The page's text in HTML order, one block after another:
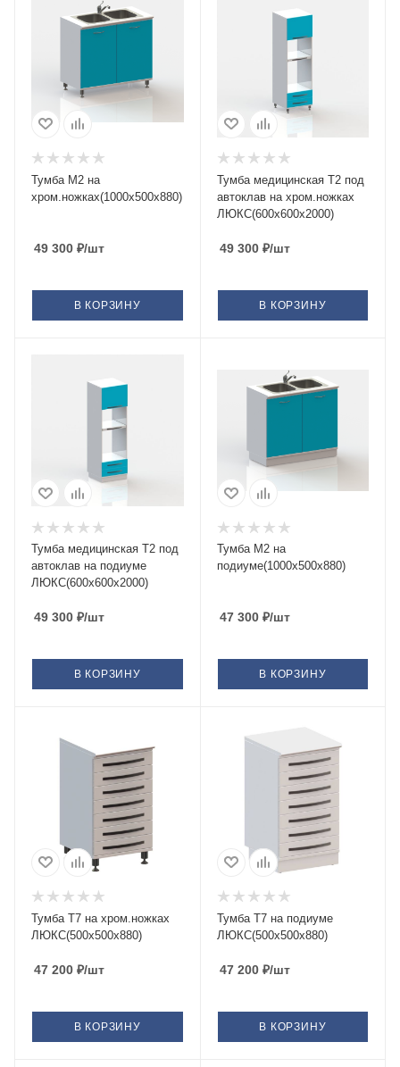
Тумба М2 на
хром.ножках(1000х500х880)
49 300 ₽/шт
В КОРЗИНУ
Тумба медицинская Т2 под
автоклав на хром.ножках
ЛЮКС(600х600х2000)
49 300₽/шт
В КОРЗИНУ
Тумба медицинская Т2 под
автоклав на подиуме
ЛЮКС(600х600х2000)
49 300 ₽/шт
В КОРЗИНУ
Тумба М2 на
подиуме(1000х500х880)
47 300₽/шт
В КОРЗИНУ
Тумба Т7 на хром.ножках
ЛЮКС(500х500х880)
47 200 ₽/шт
В КОРЗИНУ
Тумба Т7 на подиуме
ЛЮКС(500х500х880)
47 200₽/шт
В КОРЗИНУ